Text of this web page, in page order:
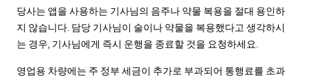
당사는 앱을 사용하는 기사님의 음주나 약물 복용을 절대 용인하
지 않습니다. 담당 기사님이 술이나 약물을 복용했다고 생각하시
는 경우, 기사님에게 즉시 운행을 종료할 것을 요청하세요.
영업용 차량에는 주 정부 세금이 추가로 부과되어 통행료를 초과